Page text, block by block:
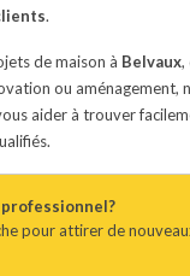
.
de maison à Belvaux,
ou aménagement,
aider à trouver
pour attirer de